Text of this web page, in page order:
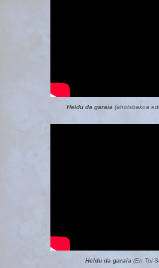
Heldu da garaia (ahotsbakoa
Heldu da garaia (En Tol